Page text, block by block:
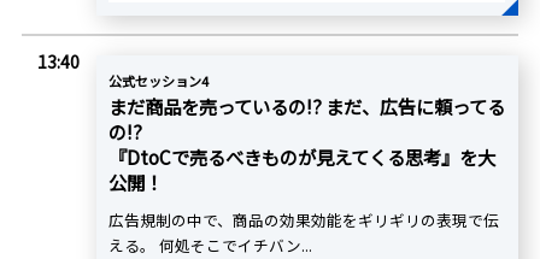
13:40
公式セッション4
まだ商品を売っているの!? まだ、広告に頼ってる
の!?
『DtoCで売るべきものが見えてくる思考』を大
公開！
広告規制の中で、商品の効果効能をギリギリの表現で伝
える。 何処そこでイチバン...